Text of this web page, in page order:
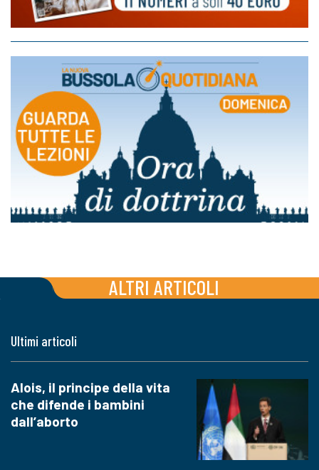
ALTRI ARTICOLI
Ultimi articoli
Alois, il principe della vita
che difende i bambini
dall’aborto